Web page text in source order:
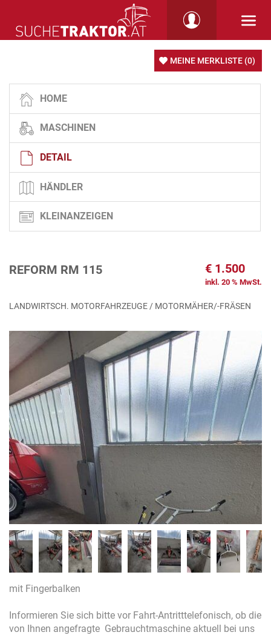
MEINE MERKLISTE (0)
HOME
MASCHINEN
DETAIL
HÄNDLER
KLEINANZEIGEN
REFORM RM 115 € 1.500
inkl. 20 % MwSt.
LANDWIRTSCH. MOTORFAHRZEUGE / MOTORMÄHER/-FRÄSEN
mit Fingerbalken
Informieren Sie sich bitte vor Fahrt-Antritttelefonisch, ob die
von Ihnen angefragte Gebrauchtmaschine aktuell bei uns